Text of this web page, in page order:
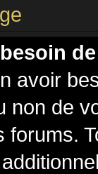
avoir
non de
forums.